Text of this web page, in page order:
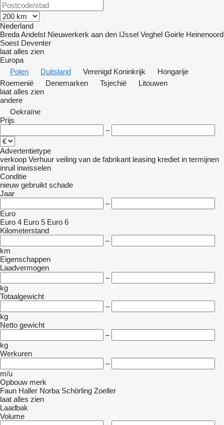
Nederland
BredaAndelst Nieuwerkerk aan den IJssel Veghel Goirle Heinenoord
Soest Deventer
laat alles zien
Europa
Polen
Duitsland Verenigd Koninkrijk
Hongarije
Roemenië
Denemarken Tsjechië
Litouwen
laat alles zien
andere
Oekraïne
Prijs
–
Advertentietype
verkoop Verhuur veiling van de fabrikant leasing krediet in termijnen
inruil inwisselen
Conditie
nieuw gebruikt schade
Jaar
–
Euro
Euro 4 Euro 5 Euro 6
Kilometerstand
–
km
Eigenschappen
Laadvermogen
–
kg
Totaalgewicht
–
kg
Netto gewicht
–
kg
Werkuren
–
m/u
Opbouw merk
Faun Haller Norba Schörling Zoeller
laat alles zien
Laadbak
Volume